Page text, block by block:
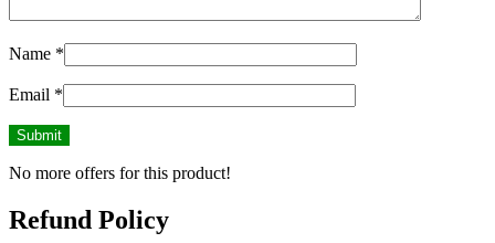
Name *
Email *
No more offers for this product!
Refund Policy